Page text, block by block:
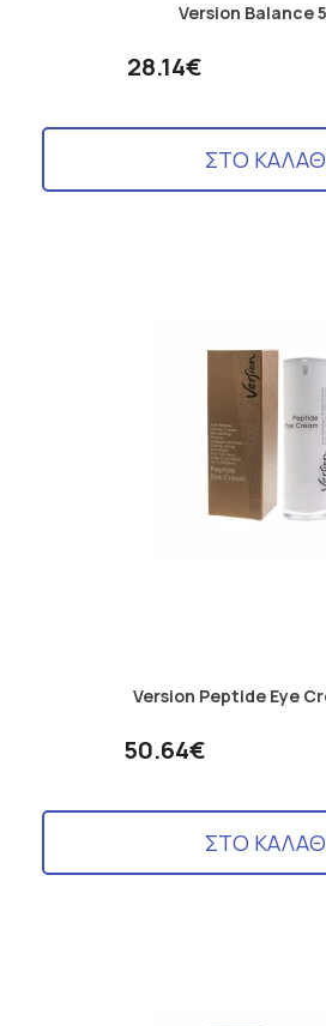
Version Balance
28.14€
ΣΤΟ
Version Peptide Eye
50.64€
ΣΤΟ